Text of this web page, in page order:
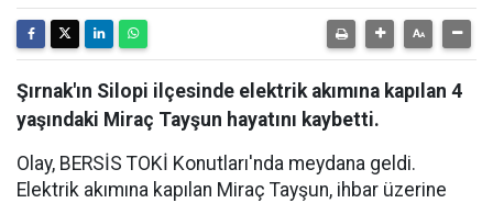
Şırnak'ın Silopi ilçesinde elektrik akımına kapılan 4
yaşındaki Miraç Tayşun hayatını kaybetti.
Olay, BERSİS TOKİ Konutları'nda meydana geldi.
Elektrik akımına kapılan Miraç Tayşun, ihbar üzerine